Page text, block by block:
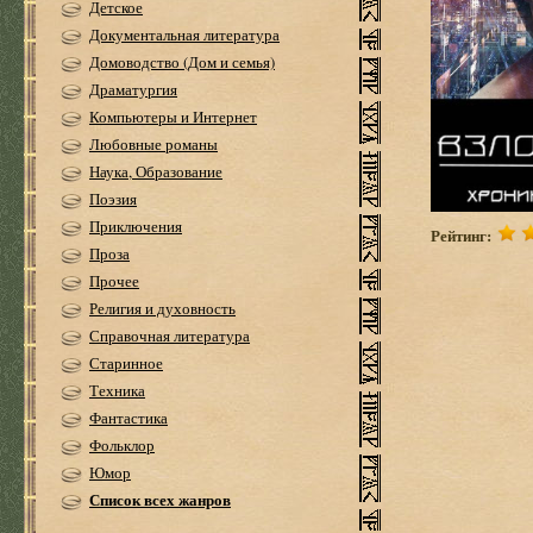
Детское
Документальная литература
Домоводство (Дом и семья)
Драматургия
Компьютеры и Интернет
Любовные романы
Наука, Образование
Поэзия
Приключения
Проза
Прочее
Религия и духовность
Справочная литература
Старинное
Техника
Фантастика
Фольклор
Юмор
Список всех жанров
Рейтинг: